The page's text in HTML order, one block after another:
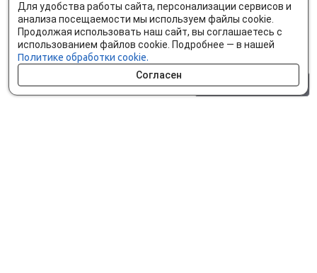
Для удобства работы сайта, персонализации сервисов и
анализа посещаемости мы используем файлы cookie.
Продолжая использовать наш сайт, вы соглашаетесь с
использованием файлов cookie. Подробнее — в нашей
Политике обработки cookie.
Согласен